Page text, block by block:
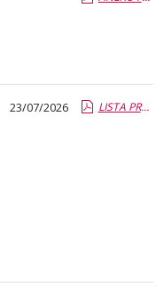
23/07/2026 LISTA PROVISIONAL ADMT Y EXCL CP26-80.pdf.pdf